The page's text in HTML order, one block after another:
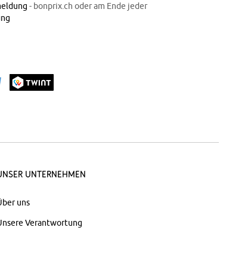
- bonprix.ch oder am Ende jeder
Unternehmen
uns
Verantwortung